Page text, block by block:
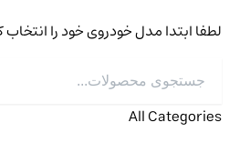
لطفا ابتدا مدل خودروی خود را انتخاب
search
All Categories